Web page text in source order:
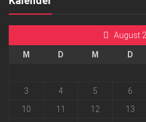
August
M D M D
3
4 5 6
10
11 12 13